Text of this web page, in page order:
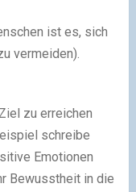
ist es, sich
vermeiden).
zu erreichen
schreibe
Emotionen
Bewusstheit in die